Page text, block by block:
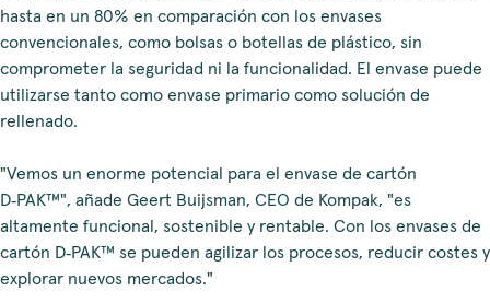
hasta en un 80% en comparación con los envases
convencionales, como bolsas o botellas de plástico, sin
comprometer la seguridad ni la funcionalidad. El envase puede
utilizarse tanto como envase primario como solución de
rellenado.
"Vemos un enorme potencial para el envase de cartón
D‑PAK™", añade Geert Buijsman, CEO de Kompak, "es
altamente funcional, sostenible y rentable. Con los envases de
cartón D‑PAK™ se pueden agilizar los procesos, reducir costes y
explorar nuevos mercados."